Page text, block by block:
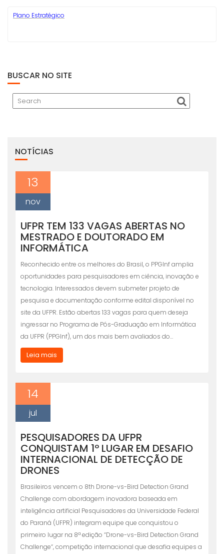
Plano Estratégico
BUSCAR NO SITE
NOTÍCIAS
13
nov
UFPR TEM 133 VAGAS ABERTAS NO
MESTRADO E DOUTORADO EM
INFORMÁTICA
Reconhecido entre os melhores do Brasil, o PPGInf amplia
oportunidades para pesquisadores em ciência, inovação e
tecnologia. Interessados devem submeter projeto de
pesquisa e documentação conforme edital disponível no
site da UFPR. Estão abertas 133 vagas para quem deseja
ingressar no Programa de Pós-Graduação em Informática
da UFPR (PPGInf), um dos mais bem avaliados do…
Leia mais
14
jul
PESQUISADORES DA UFPR
CONQUISTAM 1º LUGAR EM DESAFIO
INTERNACIONAL DE DETECÇÃO DE
DRONES
Brasileiros vencem o 8th Drone-vs-Bird Detection Grand
Challenge com abordagem inovadora baseada em
inteligência artificial Pesquisadores da Universidade Federal
do Paraná (UFPR) integram equipe que conquistou o
primeiro lugar na 8ª edição “Drone-vs-Bird Detection Grand
Challenge“, competição internacional que desafia equipes a